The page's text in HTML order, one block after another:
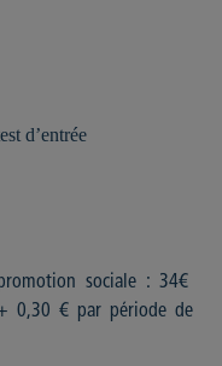
d’entrée
sociale : 34€
0,30 € par période de